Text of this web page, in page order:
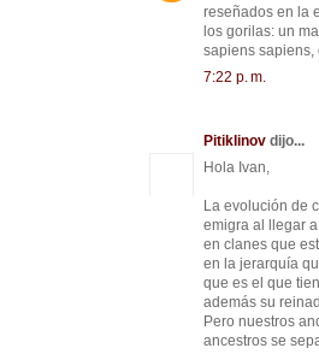
reseñados en la
los gorilas: un
sapiens sapiens,
7:22 p. m.
Pitiklinov dijo...
Hola Ivan,
La evolución de
emigra al llegar
en clanes que
en la jerarquía
que es el que
además su
Pero nuestros
ancestros se